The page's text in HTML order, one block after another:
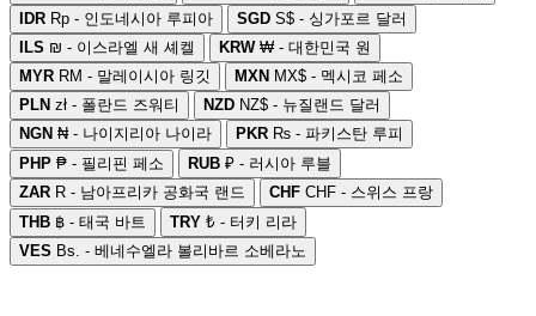
IDR Rp - 인도네시아 루피아 SGD S$ - 싱가포르 달러
ILS ₪ - 이스라엘 새 셰켈 KRW₩ - 대한민국 원
MYR RM - 말레이시아 링깃 MXN MX$ - 멕시코 페소
PLN zł - 폴란드 즈워티 NZD NZ$ - 뉴질랜드 달러
NGN ₦ - 나이지리아 나이라 PKR ₨ - 파키스탄 루피
PHP ₱ - 필리핀 페소 RUB ₽ - 러시아 루블
ZAR R - 남아프리카 공화국 랜드 CHF CHF - 스위스 프랑
THB ฿ - 태국 바트 TRY ₺ - 터키 리라
VES Bs. - 베네수엘라 볼리바르 소베라노